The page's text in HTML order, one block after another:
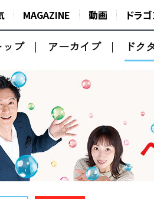
MAGAZINE 動画 ドラ
ップ アーカイブ ドク